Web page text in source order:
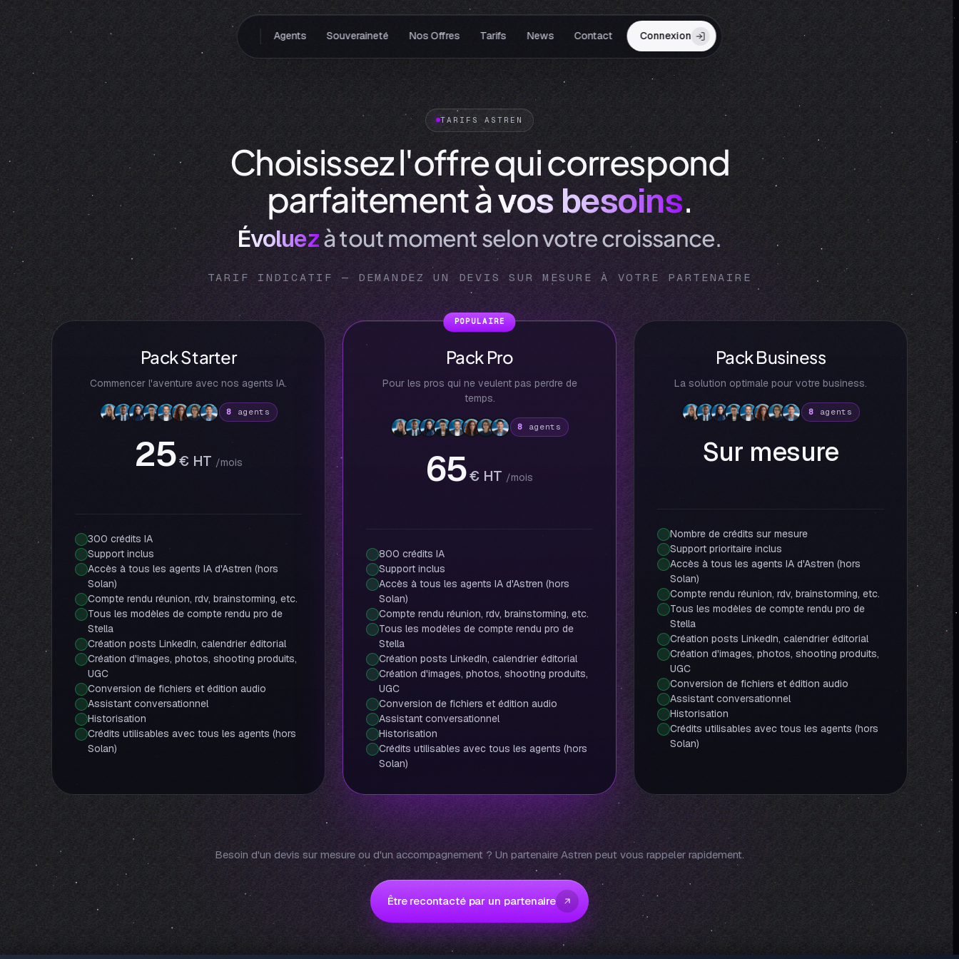
Agents Souveraineté Nos Offres Tarifs News Contact Connexion
TARIFS ASTREN
Choisissez l'offre qui correspond
parfaitement àvos besoins.
Évoluezà tout moment selon votre croissance.
TARIF INDICATIF — DEMANDEZ UN DEVIS SUR MESURE À VOTRE PARTENAIRE
Pack Starter
Commencer l'aventure avec nos agents IA.
8 agents
25€ HT /mois
300 crédits IA
Support inclus
Accès à tous les agents IA d'Astren (hors
Solan)
Compte rendu réunion, rdv, brainstorming, etc.
Tous les modèles de compte rendu pro de
Stella
Création posts LinkedIn, calendrier éditorial
Création d'images, photos, shooting produits,
UGC
Conversion de fichiers et édition audio
Assistant conversationnel
Historisation
Crédits utilisables avec tous les agents (hors
Solan)
POPULAIRE
Pack Pro
Pour les pros qui ne veulent pas perdre de
temps.
8 agents
65€ HT /mois
800 crédits IA
Support inclus
Accès à tous les agents IA d'Astren (hors
Solan)
Compte rendu réunion, rdv, brainstorming, etc.
Tous les modèles de compte rendu pro de
Stella
Création posts LinkedIn, calendrier éditorial
Création d'images, photos, shooting produits,
UGC
Conversion de fichiers et édition audio
Assistant conversationnel
Historisation
Crédits utilisables avec tous les agents (hors
Solan)
Pack Business
La solution optimale pour votre business.
8 agents
Sur mesure
Nombre de crédits sur mesure
Support prioritaire inclus
Accès à tous les agents IA d'Astren (hors
Solan)
Compte rendu réunion, rdv, brainstorming, etc.
Tous les modèles de compte rendu pro de
Stella
Création posts LinkedIn, calendrier éditorial
Création d'images, photos, shooting produits,
UGC
Conversion de fichiers et édition audio
Assistant conversationnel
Historisation
Crédits utilisables avec tous les agents (hors
Solan)
Besoin d'un devis sur mesure ou d'un accompagnement ? Un partenaire Astren peut vous rappeler rapidement.
Être recontacté par un partenaire